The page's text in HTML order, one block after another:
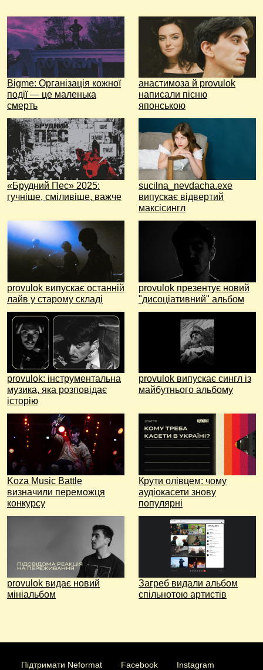
Bigme: Організація кожної
події — це маленька
смерть
анастимоза й provulok
написали пісню
японською
«Брудний Пес» 2025:
гучніше, сміливіше, важче
sucilna_nevdacha.exe
випускає відвертий
максісингл
provulok випускає останній
лайв у старому складі
provulok презентує новий
"дисоціативний" альбом
provulok: інструментальна
музика, яка розповідає
історію
provulok випускає сингл із
майбутнього альбому
Koza Music Battle
визначили переможця
конкурсу
Крути олівцем: чому
аудіокасети знову
популярні
provulok видає новий
мініальбом
Загреб видали альбом
спільнотою артистів
Підтримати Neformat Facebook Instagram